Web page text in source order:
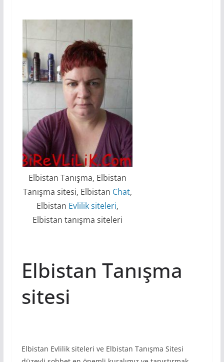
Elbistan Tanışma, Elbistan
Tanışma sitesi, Elbistan Chat,
Elbistan Evlilik siteleri,
Elbistan tanışma siteleri
Elbistan Tanışma
sitesi
Elbistan Evlilik siteleri ve Elbistan Tanışma Sitesi